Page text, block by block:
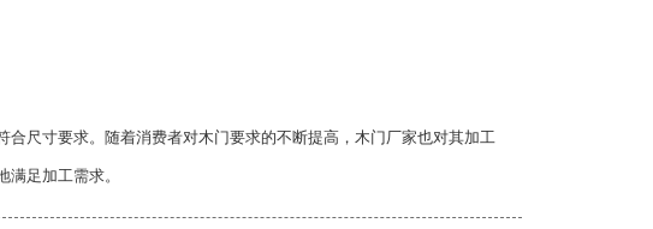
尺寸要求。随着消费者对木门要求的不断提高，木门厂家也对其加工
足加工需求。